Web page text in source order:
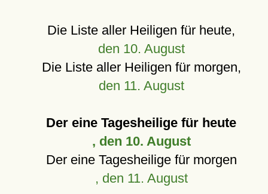
Die Liste aller Heiligen für heute,
den 10. August
Die Liste aller Heiligen für morgen,
den 11. August
Der eine Tagesheilige für heute
, den 10. August
Der eine Tagesheilige für morgen
, den 11. August